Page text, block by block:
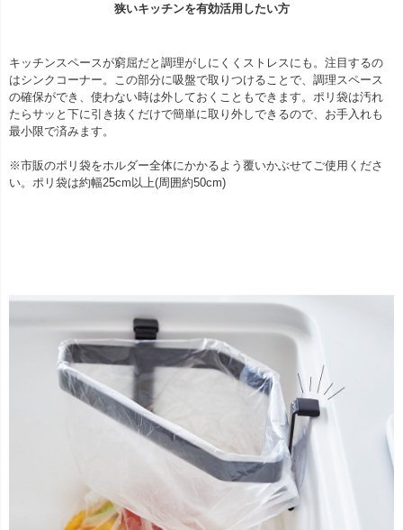
狭いキッチンを有効活用したい方
キッチンスペースが窮屈だと調理がしにくくストレスにも。注目するの
はシンクコーナー。この部分に吸盤で取りつけることで、調理スペース
の確保ができ、使わない時は外しておくこともできます。ポリ袋は汚れ
たらサッと下に引き抜くだけで簡単に取り外しできるので、お手入れも
最小限で済みます。
※市販のポリ袋をホルダー全体にかかるよう覆いかぶせてご使用くださ
い。ポリ袋は約幅25cm以上(周囲約50cm)